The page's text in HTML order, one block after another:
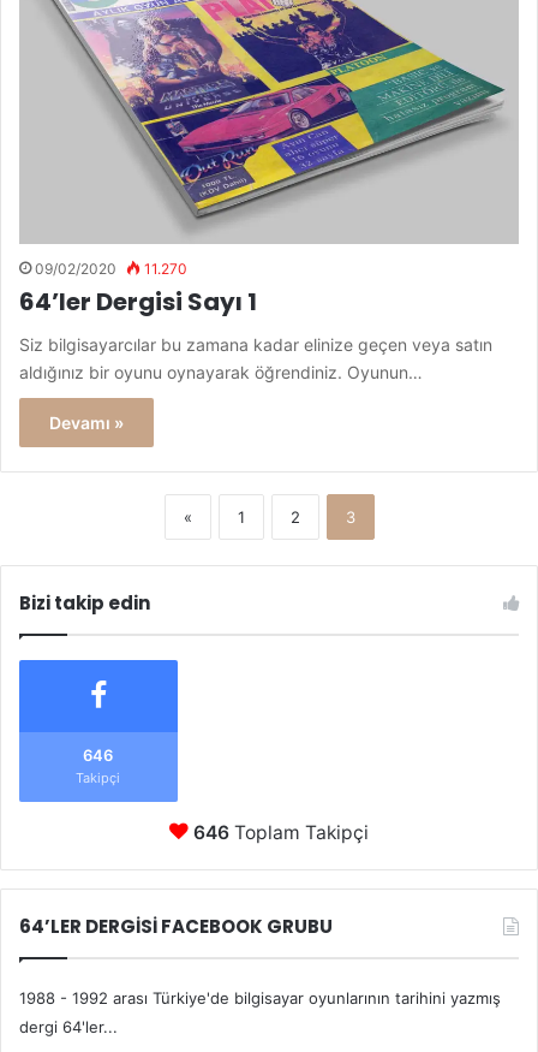
09/02/2020 11.270
64’ler Dergisi Sayı 1
Siz bilgisayarcılar bu zamana kadar elinize geçen veya satın
aldığınız bir oyunu oynayarak öğrendiniz. Oyunun…
Devamı »
« 1 2 3
Bizi takip edin
646
Takipçi
646 Toplam Takipçi
64’LER DERGİSİ FACEBOOK GRUBU
1988 - 1992 arası Türkiye'de bilgisayar oyunlarının tarihini yazmış
dergi 64'ler...